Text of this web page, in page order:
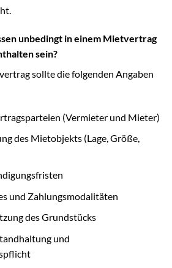
unbedingt in einem Mietvertrag
sein?
sollte die folgenden Angaben
(Vermieter und Mieter)
des Mietobjekts (Lage, Größe,
und Zahlungsmodalitäten
des Grundstücks
und